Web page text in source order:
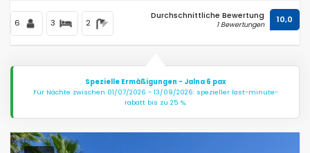
Haustiere erlaubt (210)
Fernsehen (455)
Satelliten-TV / Kabel-TV (373)
Zentralheizung
Geschirrspülmaschine
6 3 2
Durchschnittliche Bewertung
1 Bewertungen 10,0
Spezielle Ermäßigungen - Jalna 6 pax
Für Nächte zwischen 01/07/2026 - 13/09/2026: spezieller last-minute-
rabatt bis zu 25 %.